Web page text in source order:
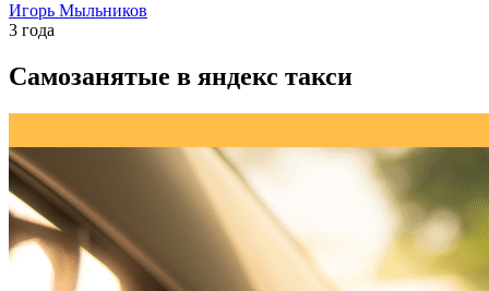
Игорь Мыльников
3 года
Самозанятые в яндекс такси